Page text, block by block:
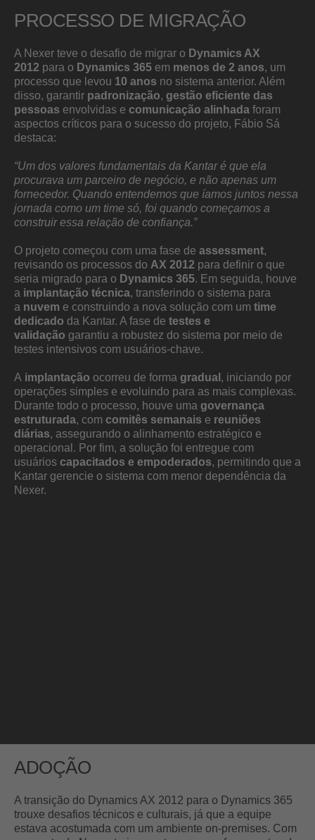
PROCESSO DE MIGRAÇÃO
A Nexer teve o desafio de migrar o Dynamics AX
2012 para o Dynamics 365 em menos de 2 anos, um
processo que levou 10 anos no sistema anterior. Além
disso, garantir padronização, gestão eficiente das
pessoas envolvidas e comunicação alinhada foram
aspectos críticos para o sucesso do projeto, Fábio Sá
destaca:
“Um dos valores fundamentais da Kantar é que ela
procurava um parceiro de negócio, e não apenas um
fornecedor. Quando entendemos que íamos juntos nessa
jornada como um time só, foi quando começamos a
construir essa relação de confiança.”
O projeto começou com uma fase de assessment,
revisando os processos do AX 2012 para definir o que
seria migrado para o Dynamics 365. Em seguida, houve
a implantação técnica, transferindo o sistema para
a nuvem e construindo a nova solução com um time
dedicado da Kantar. A fase de testes e
validação garantiu a robustez do sistema por meio de
testes intensivos com usuários-chave.
A implantação ocorreu de forma gradual , iniciando por
operações simples e evoluindo para as mais complexas.
Durante todo o processo, houve uma governança
estruturada, com comitês semanais e reuniões
diárias, assegurando o alinhamento estratégico e
operacional. Por fim, a solução foi entregue com
usuários capacitados e empoderados, permitindo que a
Kantar gerencie o sistema com menor dependência da
Nexer.
ADOÇÃO
A transição do Dynamics AX 2012 para o Dynamics 365
trouxe desafios técnicos e culturais, já que a equipe
estava acostumada com um ambiente on-premises. Com